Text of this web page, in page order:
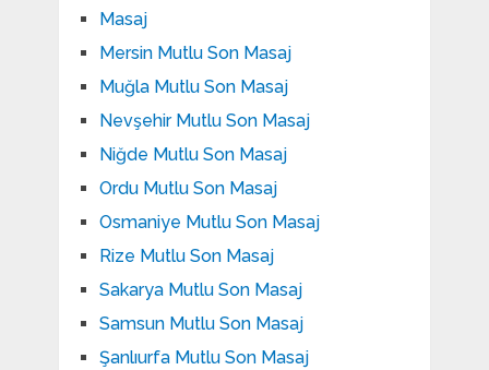
Masaj
Mersin Mutlu Son Masaj
Muğla Mutlu Son Masaj
Nevşehir Mutlu Son Masaj
Niğde Mutlu Son Masaj
Ordu Mutlu Son Masaj
Osmaniye Mutlu Son Masaj
Rize Mutlu Son Masaj
Sakarya Mutlu Son Masaj
Samsun Mutlu Son Masaj
Şanlıurfa Mutlu Son Masaj